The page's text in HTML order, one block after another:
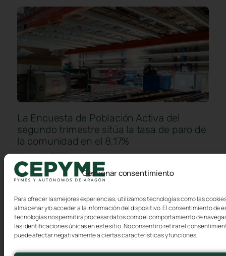
Gestionar consentimiento
Para ofrecer las mejores experiencias, utilizamos tecnologías como las
almacenar y/o acceder a la información del dispositivo. El consentimiento de
tecnologías nos permitirá procesar datos como el comportamiento de
las identificaciones únicas en este sitio. No consentir o retirar el
puede afectar negativamente a ciertas características y funciones.
La Encuesta de Población Activa del
segundo trimestre sitúa la tasa de paro de
la comunidad en el 8,17%
6 agosto, 2026
Aragón ha alcanzado en el segundo trimestre del año un
nuevo récord en ocupación y población activa. De
acuerdo con los datos de la Encuesta